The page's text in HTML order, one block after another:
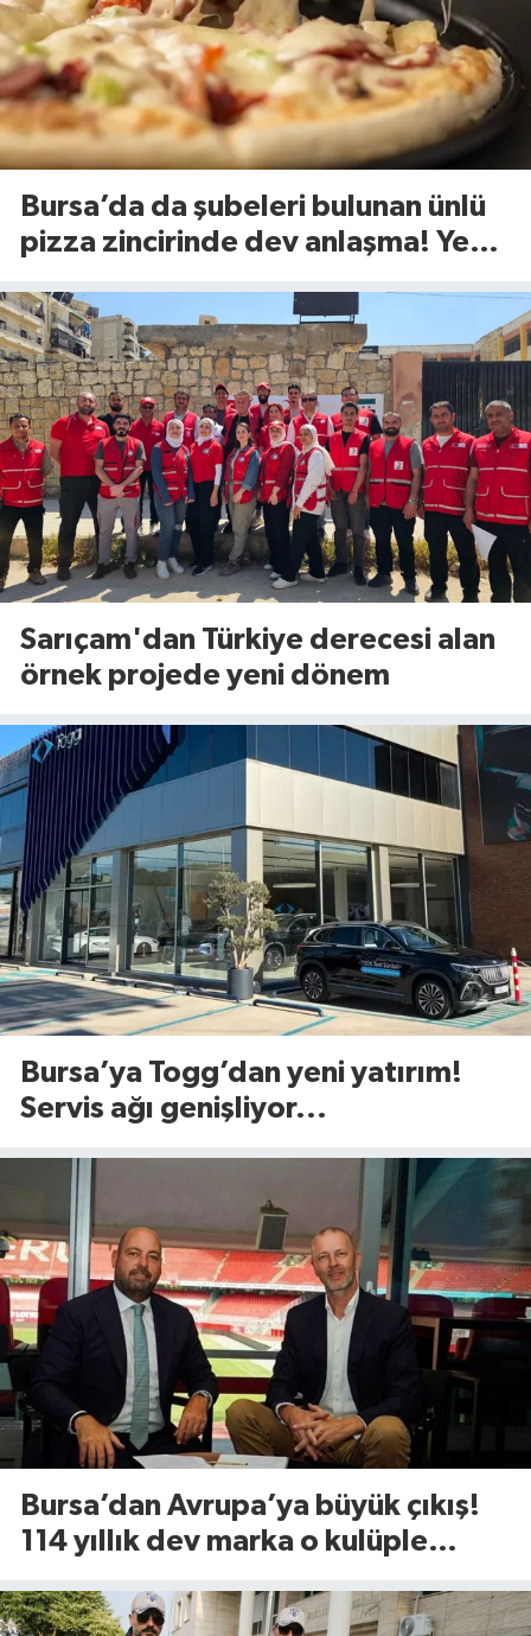
Bursa’da da şubeleri bulunan ünlü
pizza zincirinde dev anlaşma! Yeni
Sarıçam'dan Türkiye derecesi alan
örnek projede yeni dönem
Bursa’ya Togg’dan yeni yatırım!
Servis ağı genişliyor...
Bursa’dan Avrupa’ya büyük çıkış!
114 yıllık dev marka o kulüple